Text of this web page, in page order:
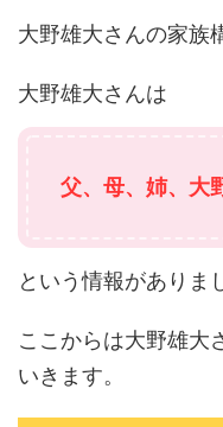
大野雄大さんの家族
大野雄大さんは
父、母、姉、大
という情報がありま
ここからは大野雄大
いきます。